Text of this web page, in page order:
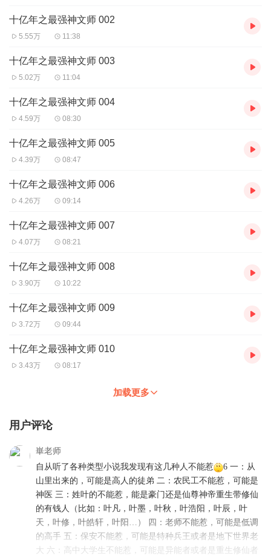
十亿年之最强神文师 002
5.55万 11:38
十亿年之最强神文师 003
5.02万 11:04
十亿年之最强神文师 004
4.59万 08:30
十亿年之最强神文师 005
4.39万 08:47
十亿年之最强神文师 006
4.26万 09:14
十亿年之最强神文师 007
4.07万 08:21
十亿年之最强神文师 008
3.90万 10:22
十亿年之最强神文师 009
3.72万 09:44
十亿年之最强神文师 010
3.43万 08:17
加载更多
用户评论
崋老师
自从听了各种类型小说我发现有这几种人不能惹
6 一：从
山里出来的，可能是高人的徒弟 二：农民工不能惹，可能是
神医 三：姓叶的不能惹，能是豪门还是仙尊神帝重生带修仙
的有钱人（比如：叶凡，叶墨，叶秋，叶浩阳，叶辰，叶
天，叶修，叶皓轩，叶阳…） 四：老师不能惹，可能是低调
的高手 五：保安不能惹，可能是特种兵王或者是地下世界老
大 六：高中大学生不能惹，可能是异能者或者是重生修仙者